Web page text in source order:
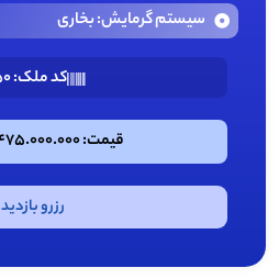
سیستم گرمایش: بخاری
کد ملک: 450
قیمت: 6.475.000.000 تومان
رزرو بازدید